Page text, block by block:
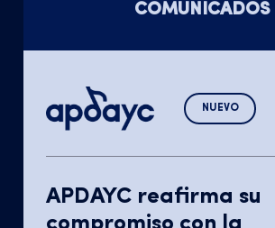
COMUNICADOS
NUEVO
APDAYC reafirma su